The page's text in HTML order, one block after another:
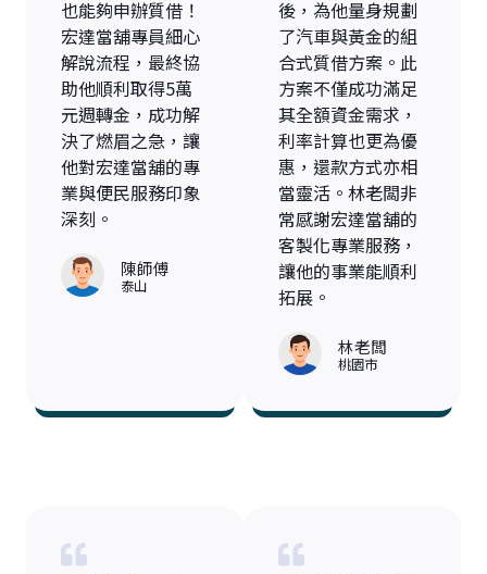
也能夠申辦質借！
宏達當舖專員細心
解說流程，最終協
助他順利取得5萬
元週轉金，成功解
決了燃眉之急，讓
他對宏達當舖的專
業與便民服務印象
深刻。
陳師傅
泰山
後，為他量身規劃
了汽車與黃金的組
合式質借方案。此
方案不僅成功滿足
其全額資金需求，
利率計算也更為優
惠，還款方式亦相
當靈活。林老闆非
常感謝宏達當舖的
客製化專業服務，
讓他的事業能順利
拓展。
林老闆
桃園市